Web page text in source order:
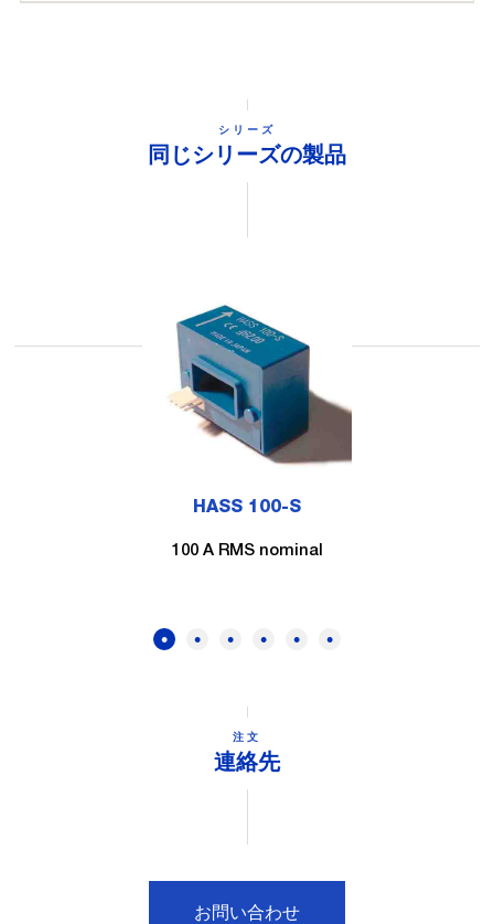
シリーズ
同じシリーズの製品
HASS 100-S
100 A RMS nominal
注文
連絡先
お問い合わせ